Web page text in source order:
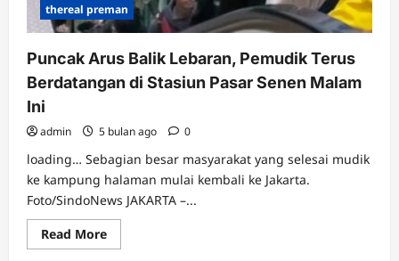
thereal preman
Puncak Arus Balik Lebaran, Pemudik Terus
Berdatangan di Stasiun Pasar Senen Malam
Ini
admin 5 bulan ago 0
loading… Sebagian besar masyarakat yang selesai mudik
ke kampung halaman mulai kembali ke Jakarta.
Foto/SindoNews JAKARTA –...
Read MoreRead
more